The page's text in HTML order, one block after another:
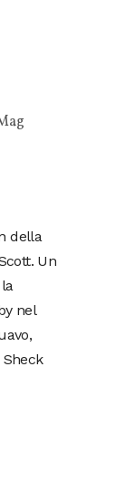
della
Un
nel
Sheck